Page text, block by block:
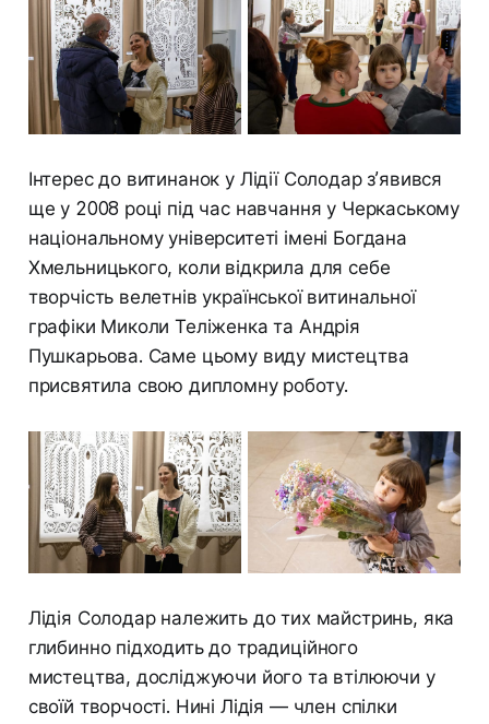
Інтерес до витинанок у Лідії Солодар з’явився
ще у 2008 році під час навчання у Черкаському
національному університеті імені Богдана
Хмельницького, коли відкрила для себе
творчість велетнів української витинальної
графіки Миколи Теліженка та Андрія
Пушкарьова. Саме цьому виду мистецтва
присвятила свою дипломну роботу.
Лідія Солодар належить до тих майстринь, яка
глибинно підходить до традиційного
мистецтва, досліджуючи його та втілюючи у
своїй творчості. Нині Лідія — член спілки